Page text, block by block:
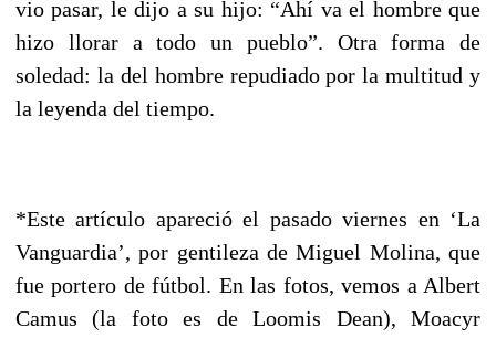
vio pasar, le dijo a su hijo: “Ahí va el hombre que
hizo llorar a todo un pueblo”. Otra forma de
soledad: la del hombre repudiado por la multitud y
la leyenda del tiempo.
*Este artículo apareció el pasado viernes en ‘La
Vanguardia’, por gentileza de Miguel Molina, que
fue portero de fútbol. En las fotos, vemos a Albert
Camus (la foto es de Loomis Dean), Moacyr